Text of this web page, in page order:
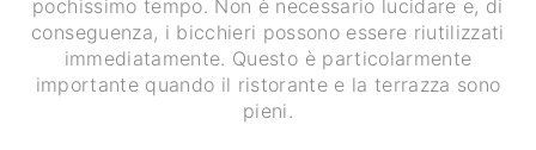
pochissimo tempo. Non è necessario lucidare e, di
conseguenza, i bicchieri possono essere riutilizzati
immediatamente. Questo è particolarmente
importante quando il ristorante e la terrazza sono
pieni.